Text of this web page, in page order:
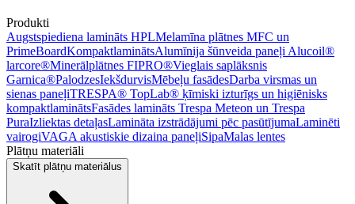
Produkti
Augstspiediena lamināts HPLMelamīna plātnes MFC un
PrimeBoardKompaktlaminātsAlumīnija šūnveida paneļi Alucoil®
larcore®Minerālplātnes FIPRO®Vieglais saplāksnis
Garnica®PalodzesIekšdurvisMēbeļu fasādesDarba virsmas un
sienas paneļiTRESPA® TopLab® ķīmiski izturīgs un higiēnisks
kompaktlaminātsFasādes lamināts Trespa Meteon un Trespa
PuraIzliektas detaļasLamināta izstrādājumi pēc pasūtījumaLaminēti
vairogiVAGA akustiskie dizaina paneļiSipaMalas lentes
Plātņu materiāli
Skatīt plātņu materiālus